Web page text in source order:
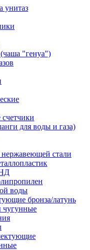
унитаз
"генуа")
для воды и газа)
стали
воды
бронза/латунь
чугунные